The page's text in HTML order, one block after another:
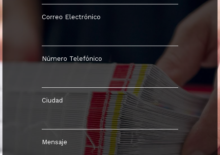
Correo Electrónico
Número Telefónico
Ciudad
Mensaje